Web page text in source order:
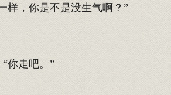
样，你是不是没生气啊？”
你走吧。”